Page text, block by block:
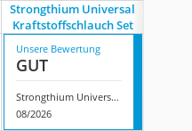
Strongthium Universal
Kraftstoffschlauch Set
Unsere Bewertung
GUT
Strongthium Universal Kraftstoffschlauch Set
08/2026